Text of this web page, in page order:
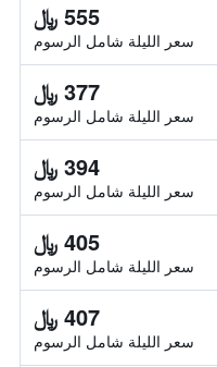
555 ﷼
سعر الليلة شامل الرسوم
377 ﷼
سعر الليلة شامل الرسوم
394 ﷼
سعر الليلة شامل الرسوم
405 ﷼
سعر الليلة شامل الرسوم
407 ﷼
سعر الليلة شامل الرسوم